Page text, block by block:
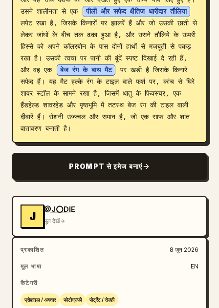
अपडेट
उसने शालीनता से एक
पीली और सफेद क्षैतिज धारीदार तौलिया
लपेट रखा है, जिसके किनारों पर झालरें हैं और जो उसकी छाती से
लेकर जांघों के बीच तक ढका हुआ है, और उसने तौलिये के ऊपरी
हिस्से को अपने कॉलरबोन के पास दोनों हाथों से मजबूती से पकड़
रखा है। उसकी त्वचा पर पानी की बूंदें स्पष्ट दिखाई दे रही हैं,
और वह एक
बेज रंग के बाथ मैट
पर खड़ी है जिसके किनारे
सफेद हैं। यह मैट हल्के रंग के टाइल वाले फर्श पर, कांच से घिरे
शावर स्टॉल के सामने रखा है, जिसमें धातु के फिक्स्चर, एक
हैंडहेल्ड शावरहेड और पृष्ठभूमि में तटस्थ बेज रंग की टाइल वाली
दीवारें हैं। रोशनी उज्ज्वल और समान है, जो एक साफ और शांत
वातावरण बनाती है।
PROMPT से इमेज बनाएं
J
@J⭕DIE
मूल देखें
प्रकाशित 8 जून 2026
मूल भाषा EN
कैटेगरी
प्रोफ़ाइल / अवतार फोटोग्राफी पोर्ट्रेट / सेल्फ़ी